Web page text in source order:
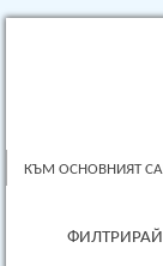
КЪМ ОСНОВНИЯТ